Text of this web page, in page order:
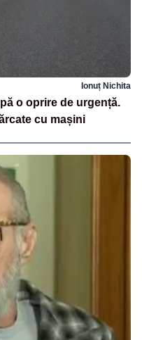
Ionuț Nichita
o oprire de urgență.
cu mașini